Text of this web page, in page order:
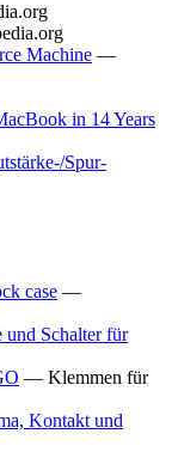
Machine —
in 14 Years
Spur-
case —
und Schalter für
— Klemmen für
Kontakt und